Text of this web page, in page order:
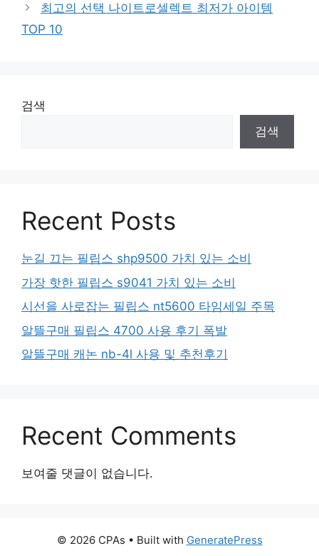
최고의 선택 나이트로셀렉트 최저가 아이템
TOP 10
검색
검색
Recent Posts
눈길 끄는 필립스 shp9500 가치 있는 소비
가장 핫한 필립스 s9041 가치 있는 소비
시선을 사로잡는 필립스 nt5600 타임세일 주목
알뜰구매 필립스 4700 사용 후기 폭발
알뜰구매 캐논 nb-4l 사용 및 추천후기
Recent Comments
보여줄 댓글이 없습니다.
© 2026 CPAs • Built with GeneratePress